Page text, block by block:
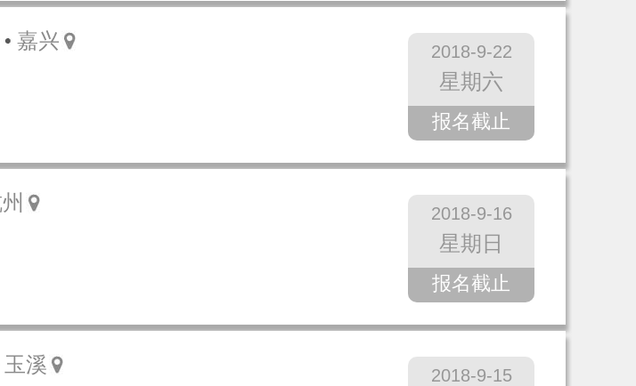
嘉兴 2018-9-22
星期六
报名截止
2018-9-16
星期日
报名截止
玉溪 2018-9-15